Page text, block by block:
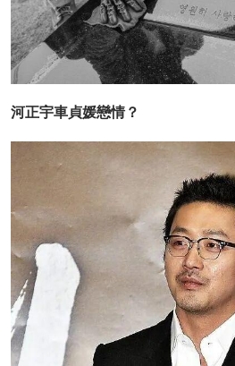
河正宇車貞媛戀情？